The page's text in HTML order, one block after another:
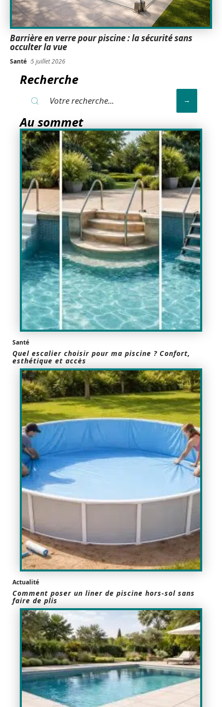
Barrière en verre pour piscine : la sécurité sans
occulter la vue
Santé 5 juillet 2026
Recherche
Au sommet
Santé
Quel escalier choisir pour ma piscine ? Confort,
esthétique et accès
Actualité
Comment poser un liner de piscine hors-sol sans
faire de plis